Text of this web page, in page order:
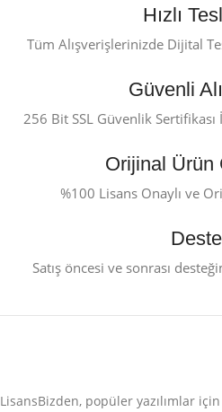
Hızlı
Tüm Alışverişlerinizde Dijital
Güvenli
256 Bit SSL Güvenlik
Orijinal Ürün
%100 Lisans Onaylı ve
Satış öncesi ve sonrası
LisansBizden, popüler yazılımlar için